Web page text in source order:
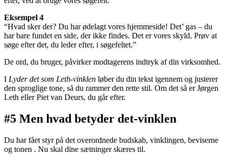
Eksempel 4
“Hvad sker der? Du har ødelagt vores hjemmeside! Det’ gas – du
har bare fundet en side, der ikke findes. Det er vores skyld. Prøv at
søge efter det, du leder efter, i søgefeltet.”
De ord, du bruger, påvirker modtagerens indtryk af din virksomhed.
I Lyder det som Leth-vinklen løber du din tekst igennem og justerer
den sproglige tone, så du rammer den rette stil. Om det så er Jørgen
Leth eller Piet van Deurs, du går efter.
#5 Men hvad betyder det-vinklen
Du har fået styr på det overordnede budskab, vinklingen, beviserne
og tonen . Nu skal dine sætninger skæres til.